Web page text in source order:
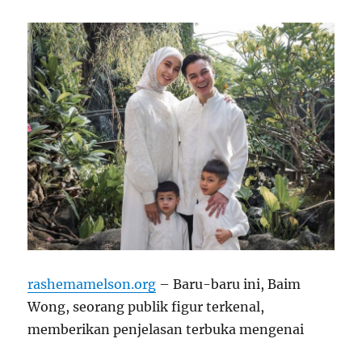
rashemamelson.org – Baru-baru ini, Baim
Wong, seorang publik figur terkenal,
memberikan penjelasan terbuka mengenai